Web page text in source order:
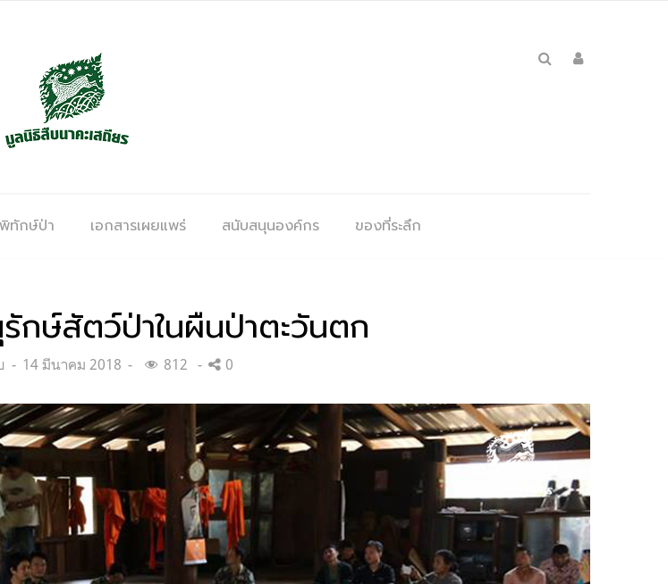
พิทักษ์ป่า เอกสารเผยแพร่ สนับสนุนองค์กร ของที่ระลึก
กษ์สัตว์ป่าในผืนป่าตะวันตก
Posted
14 มีนาคม 2018 812 0